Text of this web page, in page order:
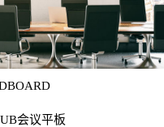
会议平板